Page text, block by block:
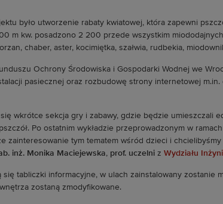
było utworzenie rabaty kwiatowej, która zapewni
m kw. posadzono 2 200 przede wszystkim
chaber, aster, kocimiętka, szałwia, rudbekia,
Ochrony Środowiska i Gospodarki Wodnej we
pasiecznej oraz rozbudowę strony internetowej
wkrótce sekcja gry i zabawy, gdzie będzie umieszczali
Po ostatnim wykładzie przeprowadzonym w
zainteresowanie tym tematem wśród dzieci i
inż. Monika Maciejewska,prof. uczelniz Wydziału
się tabliczki informacyjne, w ulach zainstalowany zostanie
zostaną zmodyfikowane.